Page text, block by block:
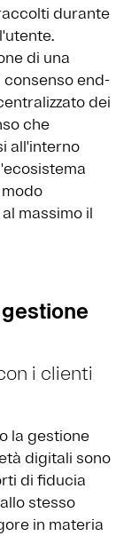
durante
di una
consenso end-
dei
che
all'interno
massimo il
gestione
i clienti
la gestione
digitali sono
di fiducia
stesso
in materia